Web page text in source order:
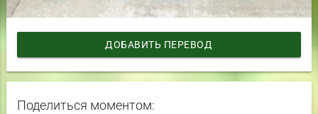
ДОБАВИТЬ ПЕРЕВОД
Поделиться моментом: